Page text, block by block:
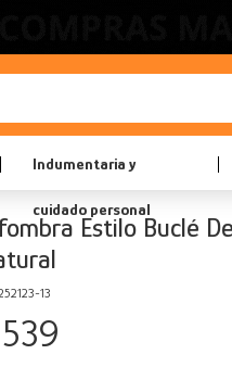
Indumentaria y
cuidado personal
Estilo Buclé
13
539